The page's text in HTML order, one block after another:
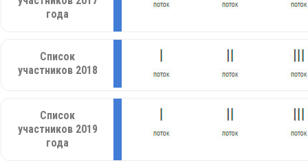
года
Список
участников 2018
Список
участников 2019
года